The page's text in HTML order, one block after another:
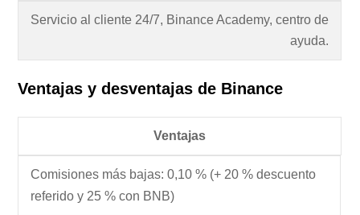
Servicio al cliente 24/7, Binance Academy, centro de
ayuda.
Ventajas y desventajas de Binance
Ventajas
Comisiones más bajas: 0,10 % (+ 20 % descuento
referido y 25 % con BNB)